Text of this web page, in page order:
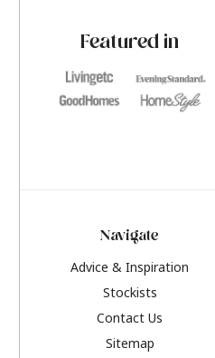
Featured in
Navigate
Advice & Inspiration
Stockists
Contact Us
Sitemap